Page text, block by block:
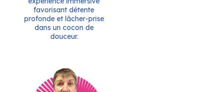
favorisant détente
profonde et lâcher-prise
dans un cocon de
douceur.